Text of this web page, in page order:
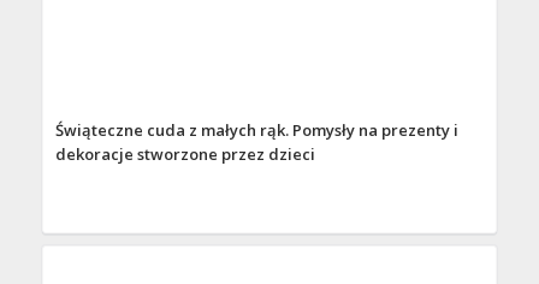
Świąteczne cuda z małych rąk. Pomysły na prezenty i
dekoracje stworzone przez dzieci